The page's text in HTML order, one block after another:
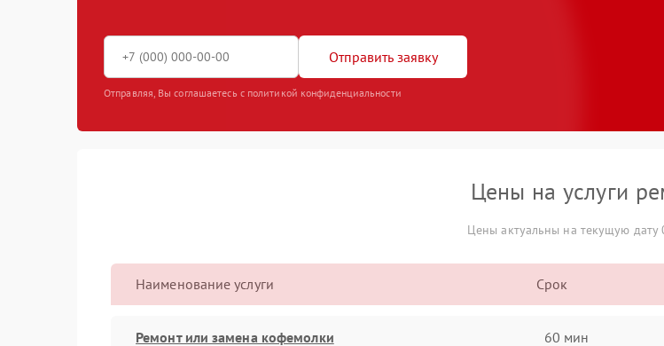
Отправить заявку
Отправляя, Вы соглашаетесь с политикой конфиденциальности
Цены на услуги
Цены актуальны на текущую дату
Наименование услуги Срок
Ремонт или замена кофемолки 60 мин